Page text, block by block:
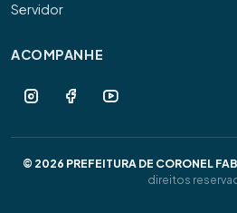
Servidor
ACOMPANHE
© 2026 PREFEITURA DE CORONEL
direitos